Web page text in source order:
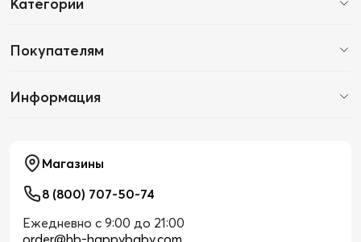
Покупателям
Информация
Магазины
8 (800) 707-50-74
Ежедневно с 9:00 до 21:00
order@hb-happybaby.com